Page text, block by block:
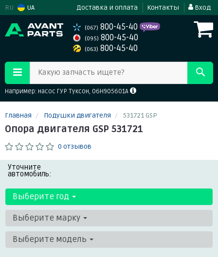
RU UA Доставка и оплата Контакты Вход
(067) 800-45-40
(095) 800-45-40
(063) 800-45-40
Какую запчасть ищете?
Например: насос ГУР Туксон, 06H905601A
Главная Подушки двигателя 531721 GSP
Опора двигателя GSP 531721
0 отзывов
Уточните
автомобиль:
Выберите год
Выберите марку
Выберите модель